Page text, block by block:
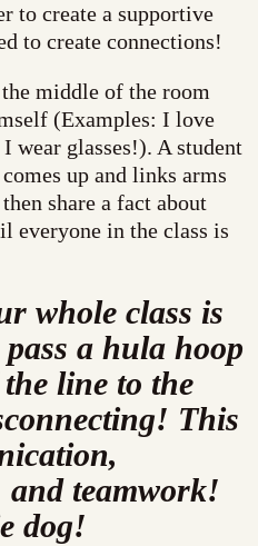
to create a supportive
to create connections!
middle of the room
(Examples: I love
wear glasses!). A student
up and links arms
share a fact about
everyone in the class is
whole class is
a hula hoop
line to the
This
and teamwork!
dog!